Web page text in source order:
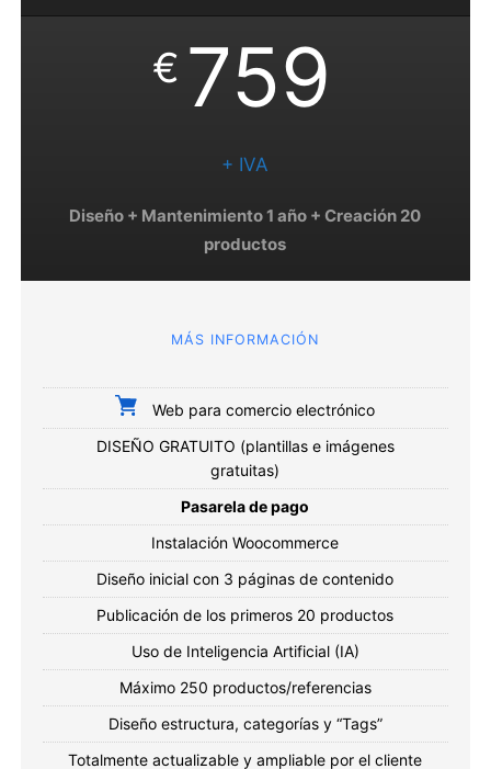
€ 759
+ IVA
Diseño + Mantenimiento 1 año + Creación 20
productos
MÁS INFORMACIÓN
Web para comercio electrónico
DISEÑO GRATUITO (plantillas e imágenes
gratuitas)
Pasarela de pago
Instalación Woocommerce
Diseño inicial con 3 páginas de contenido
Publicación de los primeros 20 productos
Uso de Inteligencia Artificial (IA)
Máximo 250 productos/referencias
Diseño estructura, categorías y “Tags”
Totalmente actualizable y ampliable por el cliente